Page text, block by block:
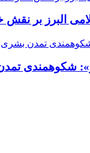
البرز بر
شکوهمندی